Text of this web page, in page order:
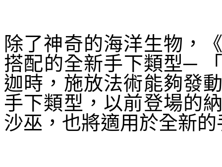
除了神奇的海洋生物，
搭配的全新手下類型─
迦時，施放法術能夠發
手下類型，以前登場的
沙巫，也將適用於全新